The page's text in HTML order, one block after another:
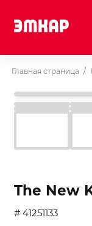
Главная страница /
The New
# 41251133